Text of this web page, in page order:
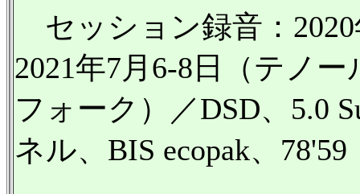
セッション録音：2020
2021年7月6-8日（テノ
フォーク）／DSD、5.0
ネル、BIS ecopak、78'59